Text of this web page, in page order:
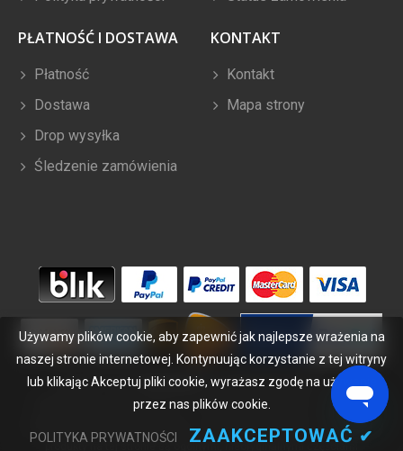
PŁATNOŚĆ I DOSTAWA
Płatność
Dostawa
Drop wysyłka
Śledzenie zamówienia
KONTAKT
Kontakt
Mapa strony
Copyright ©2026 bateriabuy.pl. Wszelkie prawa zastrzeżone.
Wyznaczone znaki handlowe i marki są własnością ich właścicieli.
BateriaBuy.pl nie jest powiązany z żadnymi markami OEM. Wszystkie
produkty na tej stronie są ogólnymi, nieoryginalnymi częściami
Używamy plików cookie, aby zapewnić jak najlepsze wrażenia na
naszej stronie internetowej. Kontynuując korzystanie z tej witryny
lub klikając Akceptuj pliki cookie, wyrażasz zgodę na używanie
przez nas plików cookie.
POLITYKA PRYWATNOŚCI ZAAKCEPTOWAĆ ✔